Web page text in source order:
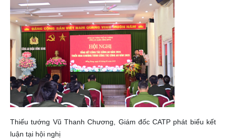
Thiếu tướng Vũ Thanh Chương, Giám đốc CATP phát biểu kết
luận tại hội nghị